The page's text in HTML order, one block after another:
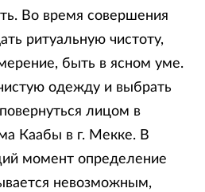
Во время совершения
ритуальную чистоту,
быть в ясном уме.
одежду и выбрать
лицом в
Каабы в г. Мекке. В
момент определение
невозможным,